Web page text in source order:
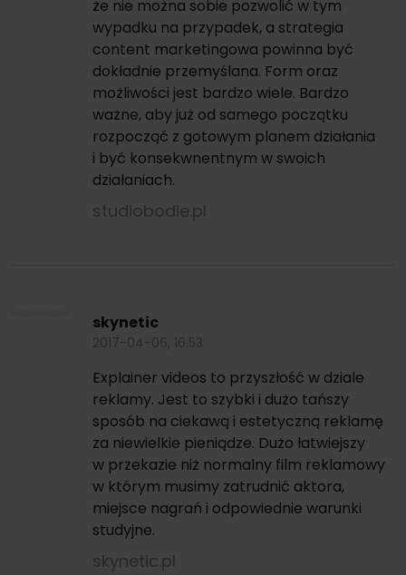
że nie można sobie pozwolić w tym
wypadku na przypadek, a strategia
content marketingowa powinna być
dokładnie przemyślana. Form oraz
możliwości jest bardzo wiele. Bardzo
ważne, aby już od samego początku
rozpocząć z gotowym planem działania
i być konsekwnentnym w swoich
działaniach.
studiobodie.pl
skynetic
2017-04-06, 16:53
Explainer videos to przyszłość w dziale
reklamy. Jest to szybki i dużo tańszy
sposób na ciekawą i estetyczną reklamę
za niewielkie pieniądze. Dużo łatwiejszy
w przekazie niż normalny film reklamowy
w którym musimy zatrudnić aktora,
miejsce nagrań i odpowiednie warunki
studyjne.
skynetic.pl